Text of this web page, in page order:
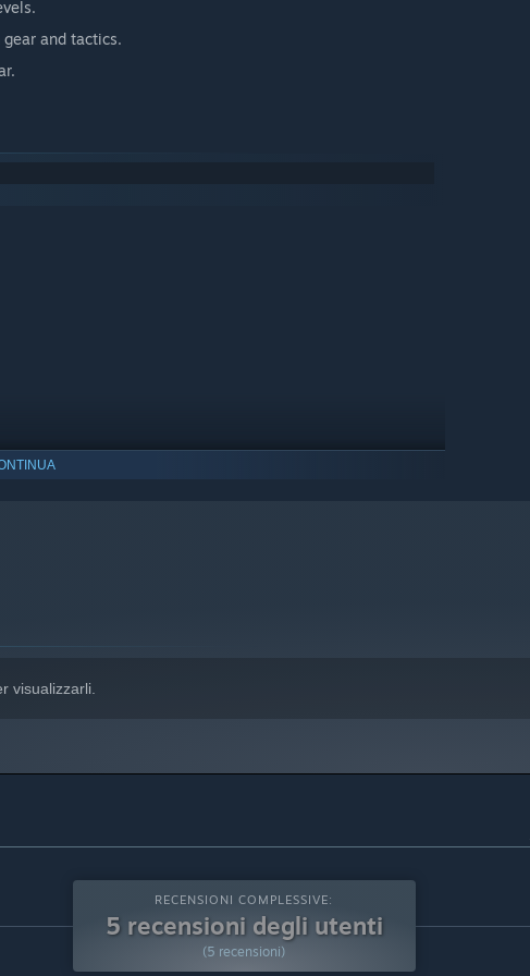
and tactics.
visualizzarli.
RECENSIONI COMPLESSIVE:
5 recensioni degli utenti
(5 recensioni)